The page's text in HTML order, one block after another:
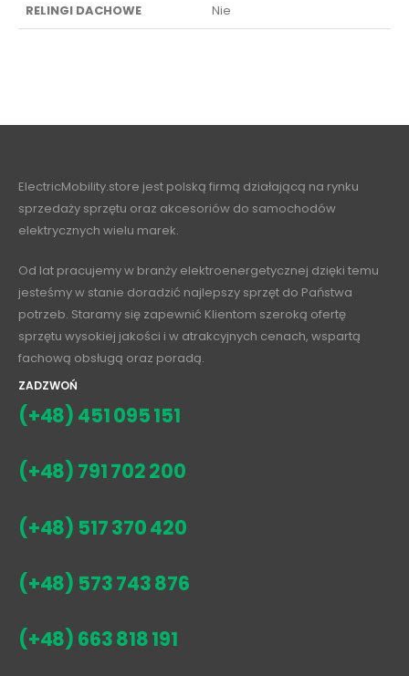
RELINGI DACHOWE Nie
ElectricMobility.store jest polską firmą działającą na rynku
sprzedaży sprzętu oraz akcesoriów do samochodów
elektrycznych wielu marek.
Od lat pracujemy w branży elektroenergetycznej dzięki temu
jesteśmy w stanie doradzić najlepszy sprzęt do Państwa
potrzeb. Staramy się zapewnić Klientom szeroką ofertę
sprzętu wysokiej jakości i w atrakcyjnych cenach, wspartą
fachową obsługą oraz poradą.
ZADZWOŃ
(+48) 451 095 151
(+48) 791 702 200
(+48) 517 370 420
(+48) 573 743 876
(+48) 663 818 191